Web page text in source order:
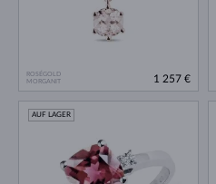
ROSÉGOLD
MORGANIT
1 257 €
AUF LAGER